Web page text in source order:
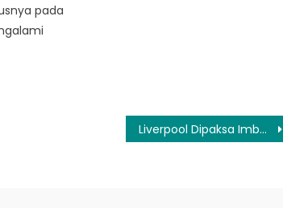
pada
Liverpool Dipaksa Imbang Wolves 2-2 di Anfield